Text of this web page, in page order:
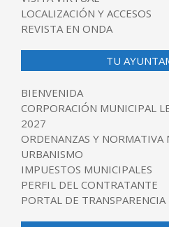
LOCALIZACIÓN Y ACCESOS
REVISTA EN ONDA
TU
BIENVENIDA
CORPORACIÓN MUNICIPAL
2027
ORDENANZAS Y NORMATIVA
URBANISMO
IMPUESTOS MUNICIPALES
PERFIL DEL CONTRATANTE
PORTAL DE TRANSPARENCIA